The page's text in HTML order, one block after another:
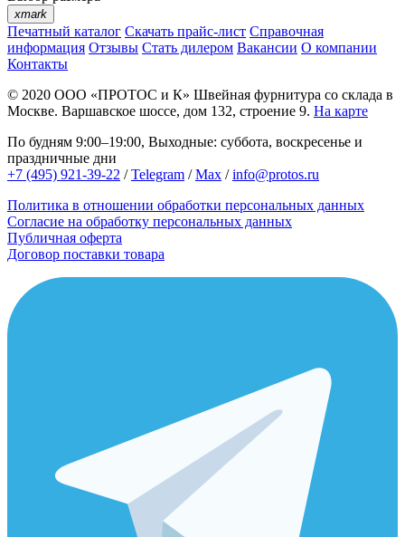
xmark
Печатный каталог Скачать прайс-лист Справочная
информация Отзывы Стать дилером Вакансии О компании
Контакты
© 2020 ООО «ПРОТОС и К» Швейная фурнитура со склада в
Москве. Варшавское шоссе, дом 132, строение 9. На карте
По будням 9:00–19:00, Выходные: суббота, воскресенье и
праздничные дни
+7 (495) 921-39-22 /Telegram /Max /info@protos.ru
Политика в отношении обработки персональных данных
Согласие на обработку персональных данных
Публичная оферта
Договор поставки товара